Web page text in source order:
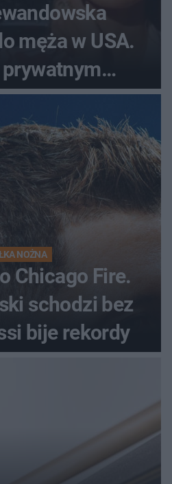
męża w USA.
to dopiero
NOŻNA
Chicago Fire.
schodzi bez
bije rekordy